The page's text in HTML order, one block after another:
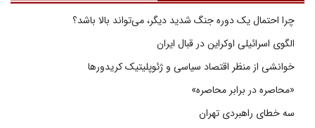
چرا احتمال یک دوره جنگ شدید دیگر، می‌تواند بالا باشد؟
الگوی اسرائیلی اوکراین در قبال ایران
خوانشی از منظر اقتصاد سیاسی و ژئوپلیتیک کریدورها
«محاصره در برابر محاصره»
سه خطای راهبردی تهران